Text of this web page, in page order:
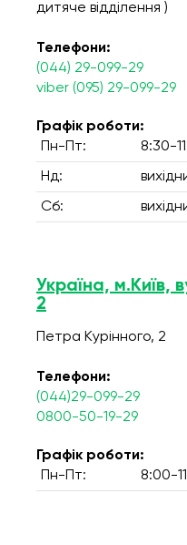
дитяче відділення )
Телефони:
(044) 29-099-29
viber (095) 29-099-29
Графік роботи:
Пн-Пт:
8:30-
Нд:
Сб:
Україна, м.Київ,
2
Петра Курінного, 2
Телефони:
(044)29-099-29
0800-50-19-29
Графік роботи:
Пн-Пт:
8:00-